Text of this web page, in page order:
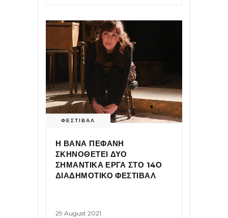
ΦΕΣΤΙΒΑΛ
Η ΒΑΝΑ ΠΕΦΑΝΗ
ΣΚΗΝΟΘΕΤΕΙ ΔΥΟ
ΣΗΜΑΝΤΙΚΑ ΕΡΓΑ ΣΤΟ 14Ο
ΔΙΑΔΗΜΟΤΙΚΟ ΦΕΣΤΙΒΑΛ
29 August 2021